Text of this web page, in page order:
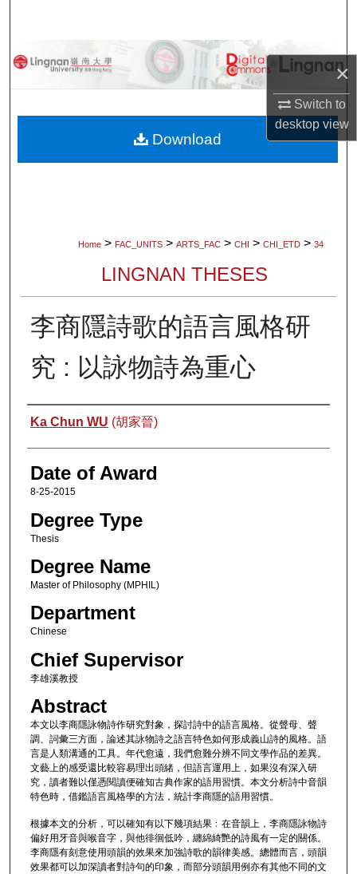
×
Switch to
desktopview
Browse Collections
About
Home > FAC_UNITS > ARTS_FAC > CHI > CHI_ETD > 34
LINGNAN THESES
李商隱詩歌的語言風格研
究 : 以詠物詩為重心
Author
Ka Chun WU (胡家晉)
Date of Award
8-25-2015
Degree Type
Thesis
Degree Name
Master of Philosophy (MPHIL)
Department
Chinese
Chief Supervisor
李雄溪教授
Abstract
本文以李商隱詠物詩作研究對象，探討詩中的語言風格。從聲母、聲
調、詞彙三方面，論述其詠物詩之語言特色如何形成義山詩的風格。語
言是人類溝通的工具。年代愈遠，我們愈難分辨不同文學作品的差異。
文藝上的感受還比較容易理出頭緒，但語言運用上，如果沒有深入研
究，讀者難以僅憑閱讀便確知古典作家的語用習慣。本文分析詩中音韻
特色時，借鑑語言風格學的方法，統計李商隱的語用習慣。
根據本文的分析，可以確知有以下幾項結果﹕在音韻上，李商隱詠物詩
偏好用牙音與喉音字，與他徘徊低吟，纏綿綺艷的詩風有一定的關係。
李商隱有刻意使用頭韻的效果來加強詩歌的韻律美感。總體而言，頭韻
效果都可以加深讀者對詩句的印象，而部分頭韻用例亦有其他不同的文
Download